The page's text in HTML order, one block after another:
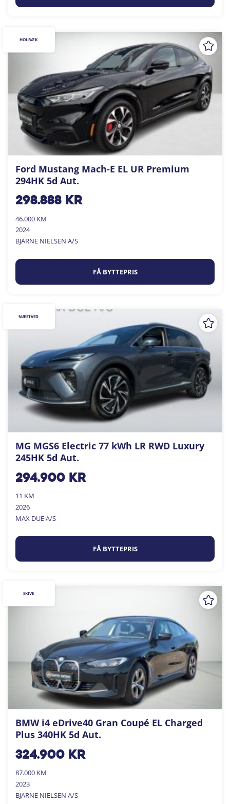
Ford Mustang Mach-E EL UR Premium
294HK 5d Aut.
298.888kr
46.000 KM
2024
BJARNE NIELSEN A/S
FÅ BYTTEPRIS
HOLBÆK
MG MGS6 Electric 77 kWh LR RWD Luxury
245HK 5d Aut.
294.900kr
11 KM
2026
MAX DUE A/S
FÅ BYTTEPRIS
NÆSTVED
BMW i4 eDrive40 Gran Coupé EL Charged
Plus 340HK 5d Aut.
324.900kr
87.000 KM
2023
BJARNE NIELSEN A/S
SKIVE